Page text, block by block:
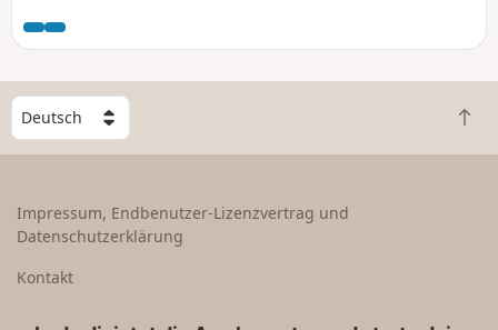
Punkt der Küste von Dorset, den Golden Cap.
W
ä
h
e
n
Z
u
Impressum, Endbenutzer-Lizenzvertrag und
Datenschutzerklärung
Kontakt